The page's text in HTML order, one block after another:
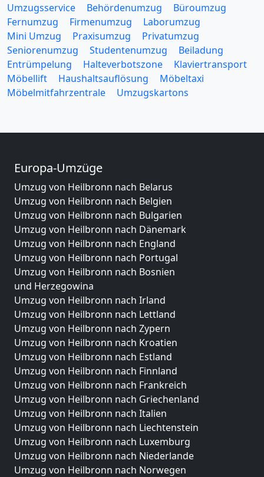
Umzugsservice Behördenumzug
Büroumzug
Fernumzug
Firmenumzug
Laborumzug
Mini Umzug
Praxisumzug
Privatumzug
Seniorenumzug
Studentenumzug
Beiladung
Entrümpelung
Halteverbotszone
Klaviertransport
Möbellift
Haushaltsauflösung
Möbeltaxi
Möbelmitfahrzentrale
Umzugskartons
Europa-Umzüge
Umzug von Heilbronn nach Belarus
Umzug von Heilbronn nach Belgien
Umzug von Heilbronn nach Bulgarien
Umzug von Heilbronn nach Dänemark
Umzug von Heilbronn nach England
Umzug von Heilbronn nach Portugal
Umzug von Heilbronn nach Bosnien
und Herzegowina
Umzug von Heilbronn nach Irland
Umzug von Heilbronn nach Lettland
Umzug von Heilbronn nach Zypern
Umzug von Heilbronn nach Kroatien
Umzug von Heilbronn nach Estland
Umzug von Heilbronn nach Finnland
Umzug von Heilbronn nach Frankreich
Umzug von Heilbronn nach Griechenland
Umzug von Heilbronn nach Italien
Umzug von Heilbronn nach Liechtenstein
Umzug von Heilbronn nach Luxemburg
Umzug von Heilbronn nach Niederlande
Umzug von Heilbronn nach Norwegen